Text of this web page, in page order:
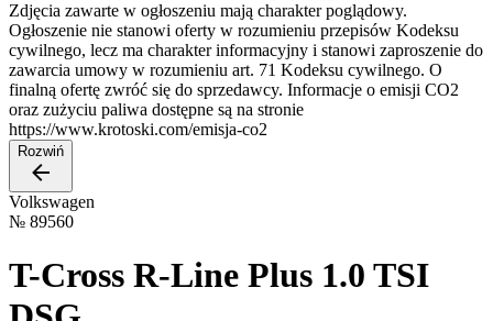
Zdjęcia zawarte w ogłoszeniu mają charakter poglądowy.
Ogłoszenie nie stanowi oferty w rozumieniu przepisów Kodeksu
cywilnego, lecz ma charakter informacyjny i stanowi zaproszenie do
zawarcia umowy w rozumieniu art. 71 Kodeksu cywilnego. O
finalną ofertę zwróć się do sprzedawcy. Informacje o emisji CO2
oraz zużyciu paliwa dostępne są na stronie
https://www.krotoski.com/emisja-co2
Rozwiń
Volkswagen
№ 89560
T-Cross R-Line Plus 1.0 TSI